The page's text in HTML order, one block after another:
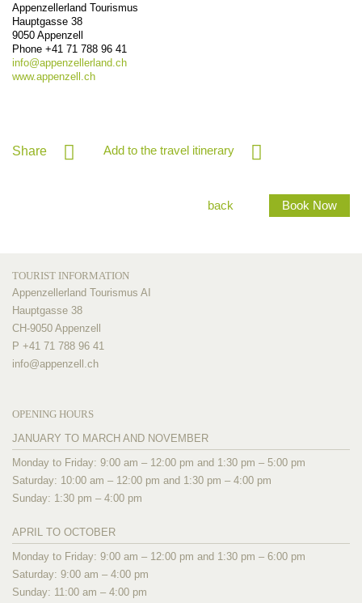
Appenzellerland Tourismus
Hauptgasse 38
9050 Appenzell
Phone +41 71 788 96 41
info@appenzellerland.ch
www.appenzell.ch
Share Add to the travel itinerary
back Book Now
TOURIST INFORMATION
Appenzellerland Tourismus AI
Hauptgasse 38
CH-9050 Appenzell
P +41 71 788 96 41
info@appenzell.ch
OPENING HOURS
JANUARY TO MARCH AND NOVEMBER
Monday to Friday: 9:00 am – 12:00 pm and 1:30 pm – 5:00 pm
Saturday: 10:00 am – 12:00 pm and 1:30 pm – 4:00 pm
Sunday: 1:30 pm – 4:00 pm
APRIL TO OCTOBER
Monday to Friday: 9:00 am – 12:00 pm and 1:30 pm – 6:00 pm
Saturday: 9:00 am – 4:00 pm
Sunday: 11:00 am – 4:00 pm